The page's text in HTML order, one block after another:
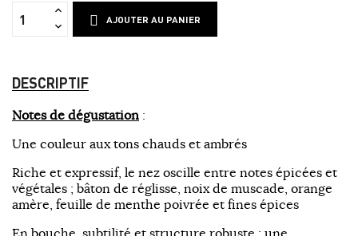
AJOUTER AU PANIER
DESCRIPTIF
Notes de dégustation :
Une couleur aux tons chauds et ambrés
Riche et expressif, le nez oscille entre notes épicées et
végétales ; bâton de réglisse, noix de muscade, orange
amère, feuille de menthe poivrée et fines épices